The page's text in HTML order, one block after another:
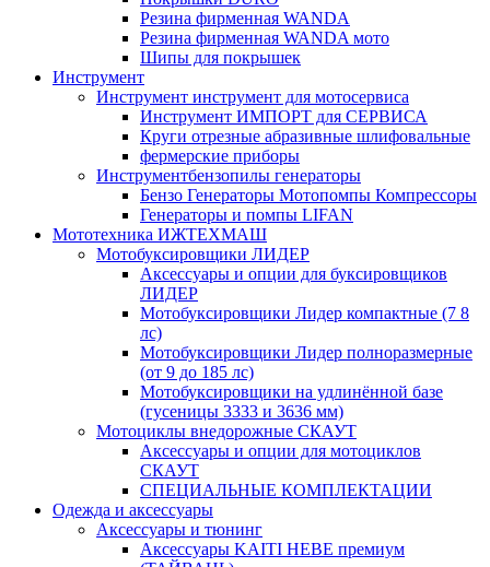
Резина фирменная WANDA
Резина фирменная WANDA мото
Шипы для покрышек
Инструмент
Инструмент инструмент для мотосервиса
Инструмент ИМПОРТ для СЕРВИСА
Круги отрезные абразивные шлифовальные
фермерские приборы
Инструментбензопилы генераторы
Бензо Генераторы Мотопомпы Компрессоры
Генераторы и помпы LIFAN
Мототехника ИЖТЕХМАШ
Мотобуксировщики ЛИДЕР
Аксессуары и опции для буксировщиков
ЛИДЕР
Мотобуксировщики Лидер компактные (7 8
лс)
Мотобуксировщики Лидер полноразмерные
(от 9 до 185 лс)
Мотобуксировщики на удлинённой базе
(гусеницы 3333 и 3636 мм)
Мотоциклы внедорожные СКАУТ
Аксессуары и опции для мотоциклов
СКАУТ
СПЕЦИАЛЬНЫЕ КОМПЛЕКТАЦИИ
Одежда и аксессуары
Аксессуары и тюнинг
Аксессуары KAITI HEBE премиум